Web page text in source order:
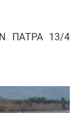
ΠΑΤΡΑ 13/4